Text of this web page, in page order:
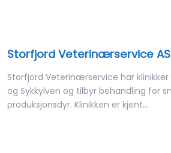
Storfjord Veterinærservice AS
Storfjord Veterinærservice har klinikker
og Sykkylven og tilbyr behandling for
produksjonsdyr. Klinikken er kjent…